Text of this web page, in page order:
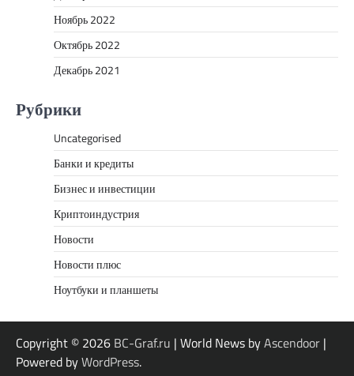
Ноябрь 2022
Октябрь 2022
Декабрь 2021
Рубрики
Uncategorised
Банки и кредиты
Бизнес и инвестиции
Криптоиндустрия
Новости
Новости плюс
Ноутбуки и планшеты
Copyright © 2026 BC-Graf.ru | World News byAscendoor |
Powered byWordPress.